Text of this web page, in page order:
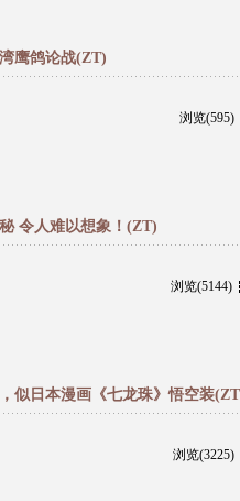
鹰鸽论战(ZT)
浏览(595)
令人难以想象！(ZT)
浏览(5144)
似日本漫画《七龙珠》悟空装
浏览(3225)